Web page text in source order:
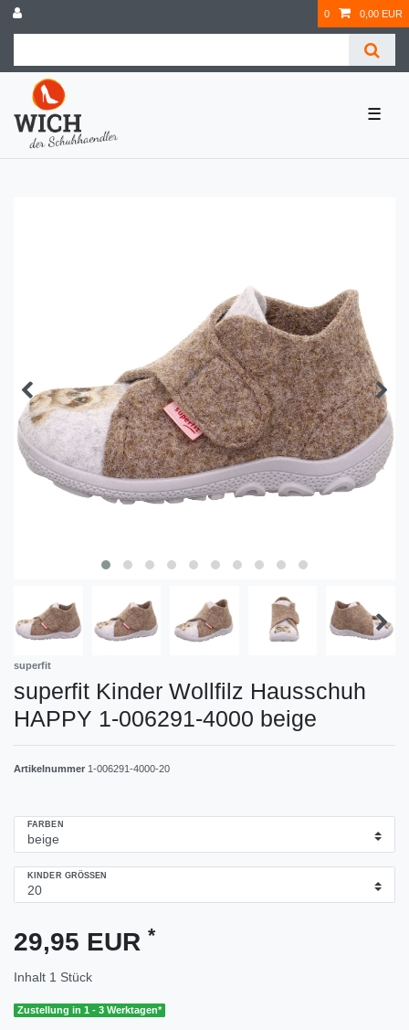
0 0,00 EUR
☰
superfit
superfit Kinder Wollfilz Hausschuh
HAPPY 1-006291-4000 beige
Artikelnummer 1-006291-4000-20
FARBEN
KINDER GRÖSSEN
29,95 EUR *
Inhalt 1 Stück
Zustellung in 1 - 3 Werktagen*